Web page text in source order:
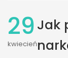
29
kwiecień
Jak